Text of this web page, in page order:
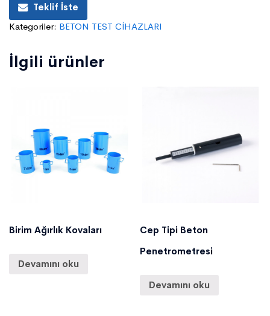
Teklif İste
Kategoriler: BETON TEST CİHAZLARI
İlgili ürünler
Birim Ağırlık Kovaları
Devamını oku
Cep Tipi Beton
Penetrometresi
Devamını oku